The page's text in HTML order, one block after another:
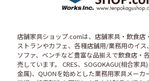
店舗家具ショップ.comは、店舗家具・飲食店
ストランやカフェ、各種店舗用/業務用のイス
ソファ、ベンチなど豊富な品揃えで飲食店・
売しています。 CRES、SOGOKAGU(相合家具
金属)、QUONを始めとした業務用家具メーカ